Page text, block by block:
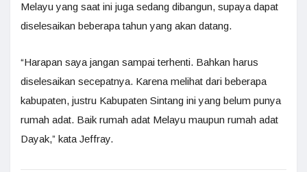
Melayu yang saat ini juga sedang dibangun, supaya dapat
diselesaikan beberapa tahun yang akan datang.
“Harapan saya jangan sampai terhenti. Bahkan harus
diselesaikan secepatnya. Karena melihat dari beberapa
kabupaten, justru Kabupaten Sintang ini yang belum punya
rumah adat. Baik rumah adat Melayu maupun rumah adat
Dayak,” kata Jeffray.